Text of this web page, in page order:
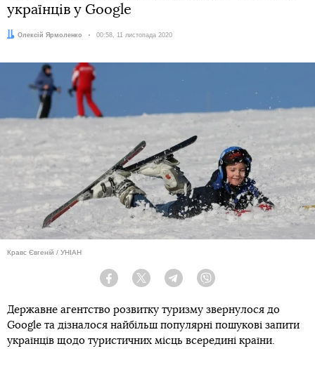
українців у Google
Автор:
Олексій Ярмоленко Дата:
00:58, 11 листопада 2020
Кравс Євгеній / УНІАН
Facebook Twitter Telegram
Державне агентство розвитку туризму звернулося до
Google та дізналося найбільш популярні пошукові запити
українців щодо туристичних місць всередині країни.